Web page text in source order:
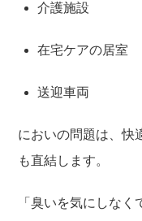
介護施設
在宅ケアの居室
送迎車両
においの問題は、快
も直結します。
「臭いを気にしな